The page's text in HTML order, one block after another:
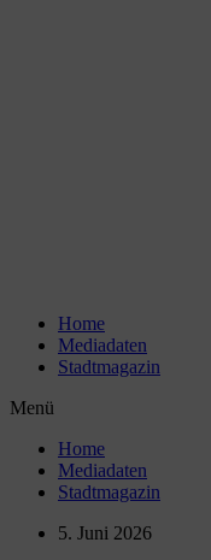
Home
Mediadaten
Stadtmagazin
Menü
Home
Mediadaten
Stadtmagazin
5. Juni 2026